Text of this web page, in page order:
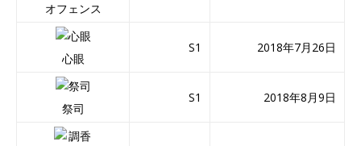
オフェンス
心眼
S1 2018年7月26日
祭司
S1 2018年8月9日